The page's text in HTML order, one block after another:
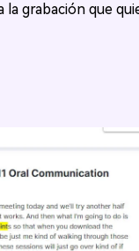
grabación que